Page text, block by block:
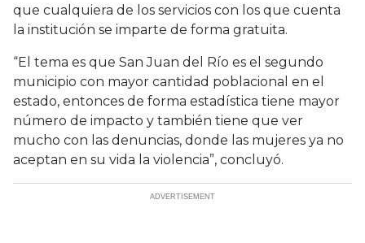
que cualquiera de los servicios con los que cuenta
la institución se imparte de forma gratuita.
“El tema es que San Juan del Río es el segundo
municipio con mayor cantidad poblacional en el
estado, entonces de forma estadística tiene mayor
número de impacto y también tiene que ver
mucho con las denuncias, donde las mujeres ya no
aceptan en su vida la violencia”, concluyó.